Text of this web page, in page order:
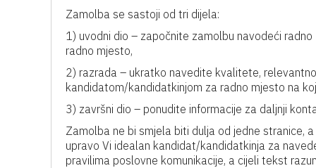
Zamolba se sastoji od tri dijela:
1) uvodni dio – započnite zamolbu navodeći
radno mjesto,
2) razrada – ukratko navedite kvalitete,
kandidatom/kandidatkinjom za radno mjesto na
3) završni dio – ponudite informacije za daljnji
Zamolba ne bi smjela biti dulja od jedne stranice,
upravo Vi idealan kandidat/kandidatkinja za
pravilima poslovne komunikacije, a cijeli tekst